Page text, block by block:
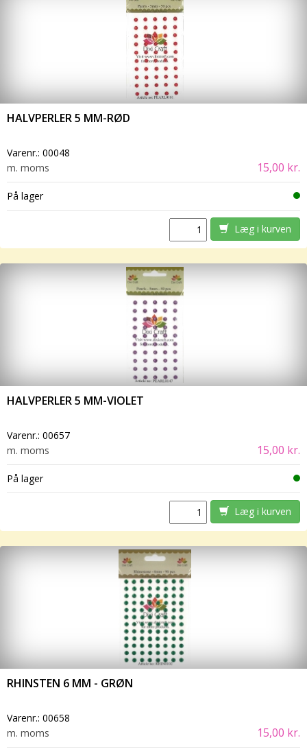
HALVPERLER 5 MM-RØD
Varenr.: 00048
m. moms
15,00 kr.
På lager
Læg i kurven
HALVPERLER 5 MM-VIOLET
Varenr.: 00657
m. moms
15,00 kr.
På lager
Læg i kurven
RHINSTEN 6 MM - GRØN
Varenr.: 00658
m. moms
15,00 kr.